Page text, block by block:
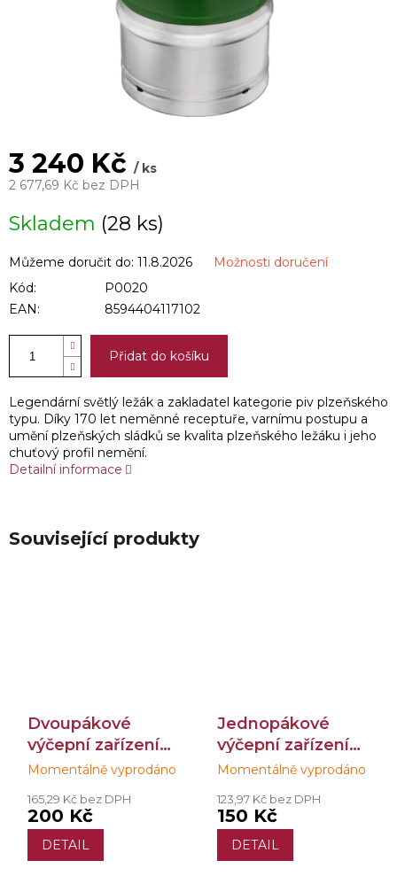
3 240 Kč/ ks
2 677,69 Kč bez DPH
cena:
Skladem (28 ks)
Můžeme doručit do: 11.8.2026
Možnosti doručení
Kód:
P0020
EAN:
8594404117102
Přidat do košíku
Legendární světlý ležák a zakladatel kategorie piv plzeňského
typu. Díky 170 let neměnné receptuře, varnímu postupu a
umění plzeňských sládků se kvalita plzeňského ležáku i jeho
chuťový profil nemění.
Detailní informace
Související produkty
Dvoupákové
výčepní zařízení
Lindr 40/K -
Průměrné
produktu
je
Momentálně vyprodáno
165,29 Kč bez DPH
200 Kč
DETAIL
Jednopákové
výčepní zařízení
Lindr 20/K -
Průměrné
produktu
je
Momentálně vyprodáno
123,97 Kč bez DPH
150 Kč
DETAIL